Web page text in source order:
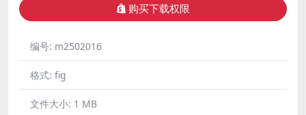
购买下载权限
编号: m2502016
格式: fig
文件大小: 1 MB